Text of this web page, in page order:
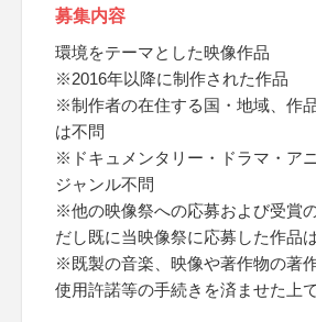
募集内容
環境をテーマとした映像作品
※2016年以降に制作された作品
※制作者の在住する国・地域、作
は不問
※ドキュメンタリー・ドラマ・ア
ジャンル不問
※他の映像祭への応募および受賞
だし既に当映像祭に応募した作品
※既製の音楽、映像や著作物の著
使用許諾等の手続きを済ませた上